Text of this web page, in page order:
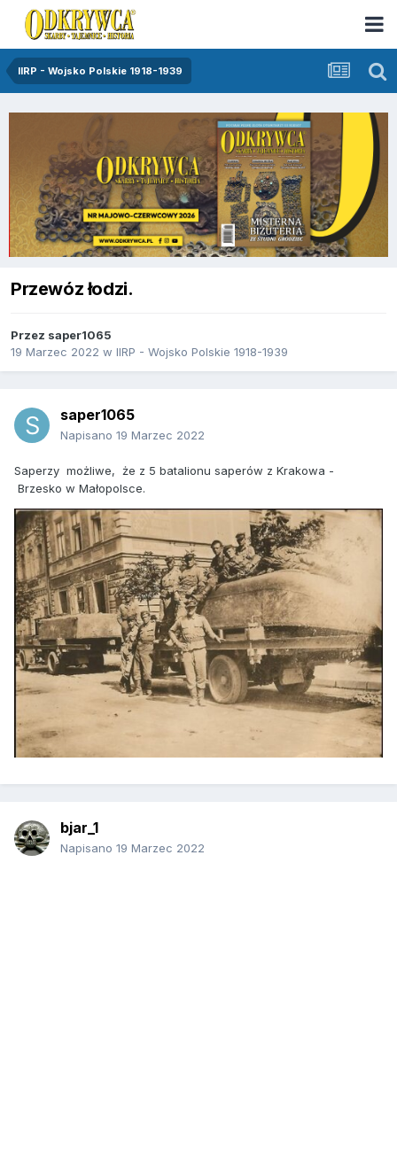
IIRP - Wojsko Polskie 1918-1939
Przewóz łodzi.
Przez saper1065
19 Marzec 2022 w IIRP - Wojsko Polskie 1918-1939
saper1065
Napisano 19 Marzec 2022
Saperzy możliwe, że z 5 batalionu saperów z Krakowa -
Brzesko w Małopolsce.
bjar_1
Napisano 19 Marzec 2022